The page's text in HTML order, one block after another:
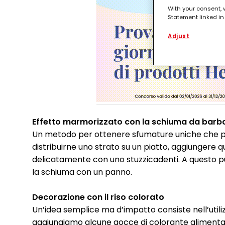
Effetto marmorizzato con la schiuma da
Un metodo per ottenere sfumature uniche che
distribuirne uno strato su un piatto, aggiungere
delicatamente con uno stuzzicadenti. A questo
la schiuma con un panno.
Decorazione con il riso colorato
Un’idea semplice ma d’impatto consiste
aggiungiamo alcune gocce di colorante
With your consent,
Statement linked
functionalities
this website as
websites. We use
be interesting to
the devices
campaigns.
(Section “Cookies,
respect to the
cookie available
If you click on
Adjust